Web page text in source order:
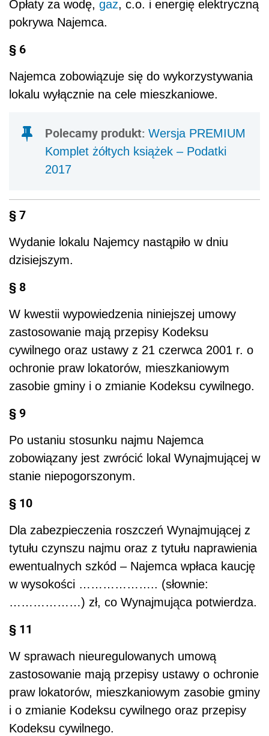
Opłaty za wodę, gaz, c.o. i energię elektryczną
pokrywa Najemca.
§ 6
Najemca zobowiązuje się do wykorzystywania
lokalu wyłącznie na cele mieszkaniowe.
Polecamy produkt: Wersja PREMIUM
Komplet żółtych książek – Podatki
2017
§ 7
Wydanie lokalu Najemcy nastąpiło w dniu
dzisiejszym.
§ 8
W kwestii wypowiedzenia niniejszej umowy
zastosowanie mają przepisy Kodeksu
cywilnego oraz ustawy z 21 czerwca 2001 r. o
ochronie praw lokatorów, mieszkaniowym
zasobie gminy i o zmianie Kodeksu cywilnego.
§ 9
Po ustaniu stosunku najmu Najemca
zobowiązany jest zwrócić lokal Wynajmującej w
stanie niepogorszonym.
§ 10
Dla zabezpieczenia roszczeń Wynajmującej z
tytułu czynszu najmu oraz z tytułu naprawienia
ewentualnych szkód – Najemca wpłaca kaucję
w wysokości ……………….. (słownie:
………………) zł, co Wynajmująca potwierdza.
§ 11
W sprawach nieuregulowanych umową
zastosowanie mają przepisy ustawy o ochronie
praw lokatorów, mieszkaniowym zasobie gminy
i o zmianie Kodeksu cywilnego oraz przepisy
Kodeksu cywilnego.